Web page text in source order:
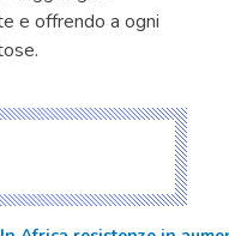
e offrendo a ogni